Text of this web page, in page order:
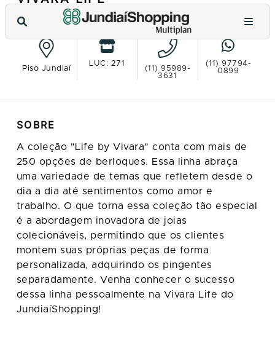
VER NO MAPA
Piso Jundiaí
LUC: 271
(11) 95989-
3631
(11) 97794-
0899
SOBRE
A coleção "Life by Vivara" conta com mais de
250 opções de berloques. Essa linha abraça
uma variedade de temas que refletem desde o
dia a dia até sentimentos como amor e
trabalho. O que torna essa coleção tão especial
é a abordagem inovadora de joias
colecionáveis, permitindo que os clientes
montem suas próprias peças de forma
personalizada, adquirindo os pingentes
separadamente. Venha conhecer o sucesso
dessa linha pessoalmente na Vivara Life do
JundiaíShopping!